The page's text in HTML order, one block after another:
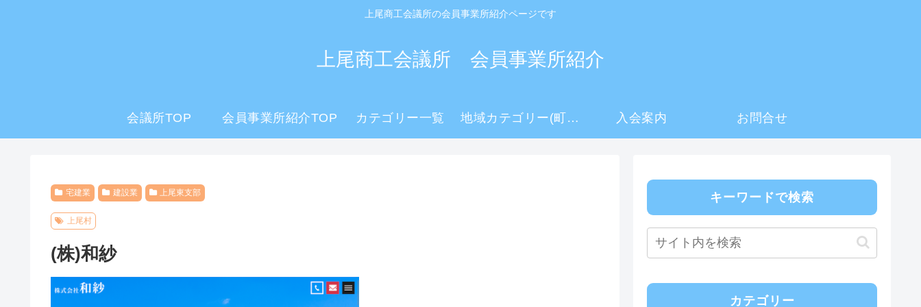
上尾商工会議所の会員事業所紹介ページです
上尾商工会議所 会員事業所紹介
会議所TOP 会員事業所紹介TOP カテゴリー一覧 地域カテゴリー(町名) 入会案内 お問合せ
宅建業 建設業 上尾東支部
上尾村
(株)和紗
キーワードで検索
カテゴリー